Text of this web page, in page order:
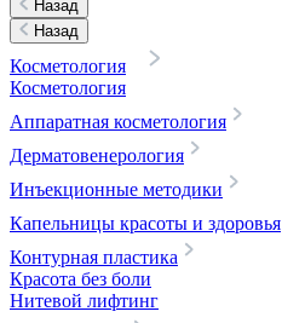
Назад
Назад
Косметология
Косметология
Аппаратная косметология
Дерматовенерология
Инъекционные методики
Капельницы красоты и здоровья
Контурная пластика
Красота без боли
Нитевой лифтинг